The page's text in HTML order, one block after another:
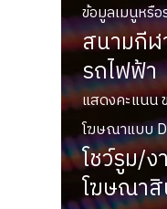
ข้อมูลเมนูหรือ
สนามกี
รถไฟฟ้า
แสดงคะแนน
โฆษณาแบบ
โชว์รูม/
โฆษณาสิ